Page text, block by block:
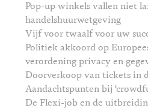
Pop-up winkels vallen niet
handelshuurwetgeving
Vijf voor twaalf voor uw
Politiek akkoord op
verordening privacy en
Doorverkoop van tickets in
Aandachtspunten bij
De Flexi-job en de